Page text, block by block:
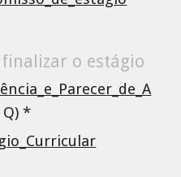
o estágio
Q) *